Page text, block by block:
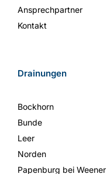
Ansprechpartner
Kontakt
Drainungen
Bockhorn
Bunde
Leer
Norden
Papenburg bei Weener